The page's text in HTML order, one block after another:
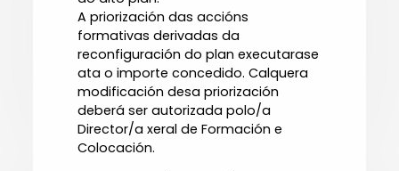
A priorización das accións
formativas derivadas da
reconfiguración do plan executarase
ata o importe concedido. Calquera
modificación desa priorización
deberá ser autorizada polo/a
Director/a xeral de Formación e
Colocación.